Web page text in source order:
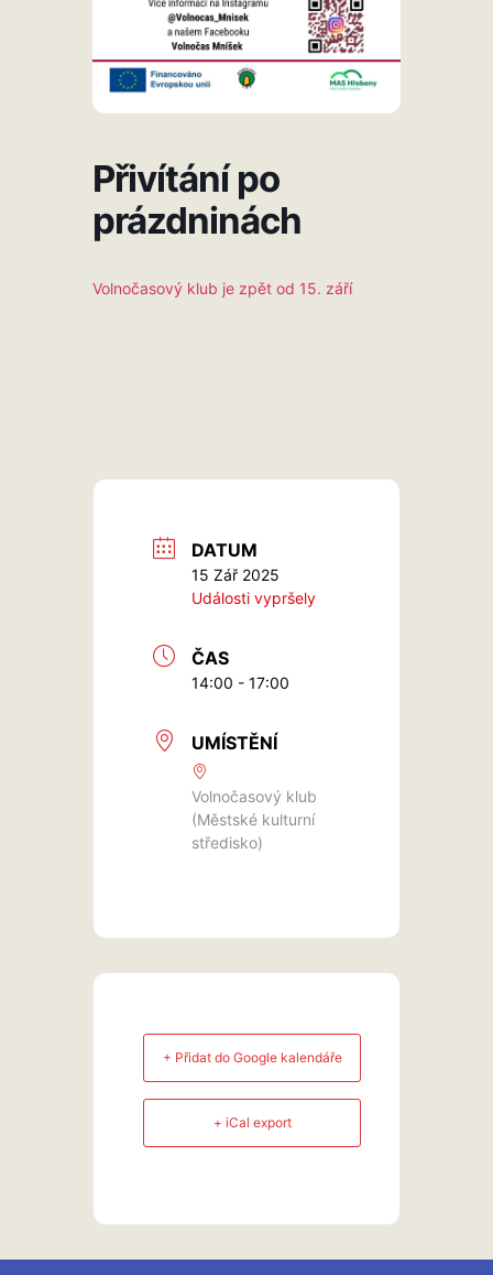
Přivítání po
prázdninách
Volnočasový klub je zpět od 15. září
DATUM
15 Zář 2025
Události vypršely
ČAS
14:00 - 17:00
UMÍSTĚNÍ
Volnočasový klub
(Městské kulturní
středisko)
+ Přidat do Google kalendáře
+ iCal export